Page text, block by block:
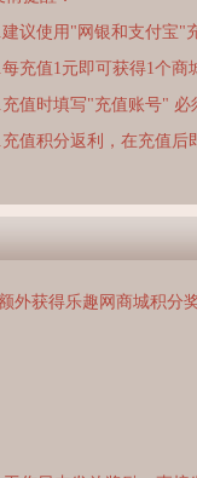
建议使用"网银和支付宝"
充值1元即可获得1个商
充值时填写"充值账号" 必
值积分返利，在充值后
外获得乐趣网商城积分